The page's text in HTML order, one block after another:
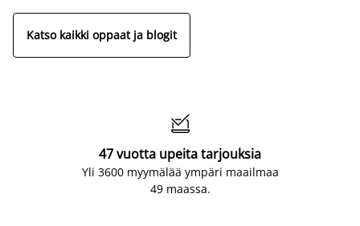
Katso kaikki oppaat ja blogit

47 vuotta upeita tarjouksia
Yli 3600 myymälää ympäri maailmaa
49 maassa.